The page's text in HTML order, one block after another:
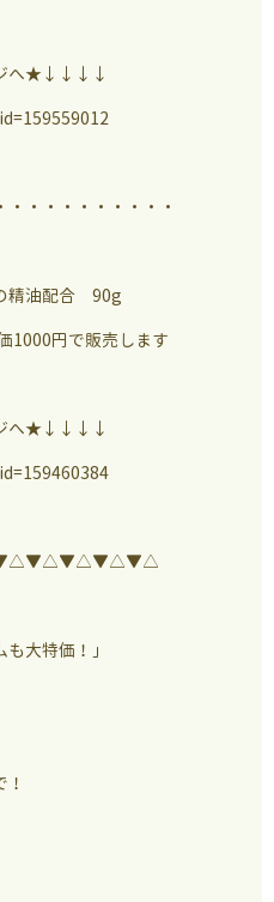
ジへ★↓↓↓↓
・・・・・・・・・・
精油配合 90g
1000円で販売します
ジへ★↓↓↓↓
大特価！」